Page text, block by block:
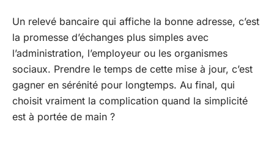
Un relevé bancaire qui affiche la bonne adresse, c’est
la promesse d’échanges plus simples avec
l’administration, l’employeur ou les organismes
sociaux. Prendre le temps de cette mise à jour, c’est
gagner en sérénité pour longtemps. Au final, qui
choisit vraiment la complication quand la simplicité
est à portée de main ?